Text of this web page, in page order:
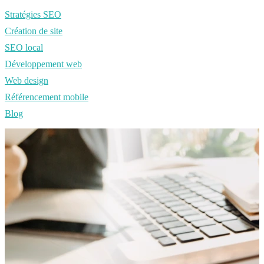
Stratégies SEO
Création de site
SEO local
Développement web
Web design
Référencement mobile
Blog